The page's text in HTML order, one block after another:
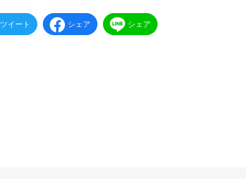
ツイート シェア シェア